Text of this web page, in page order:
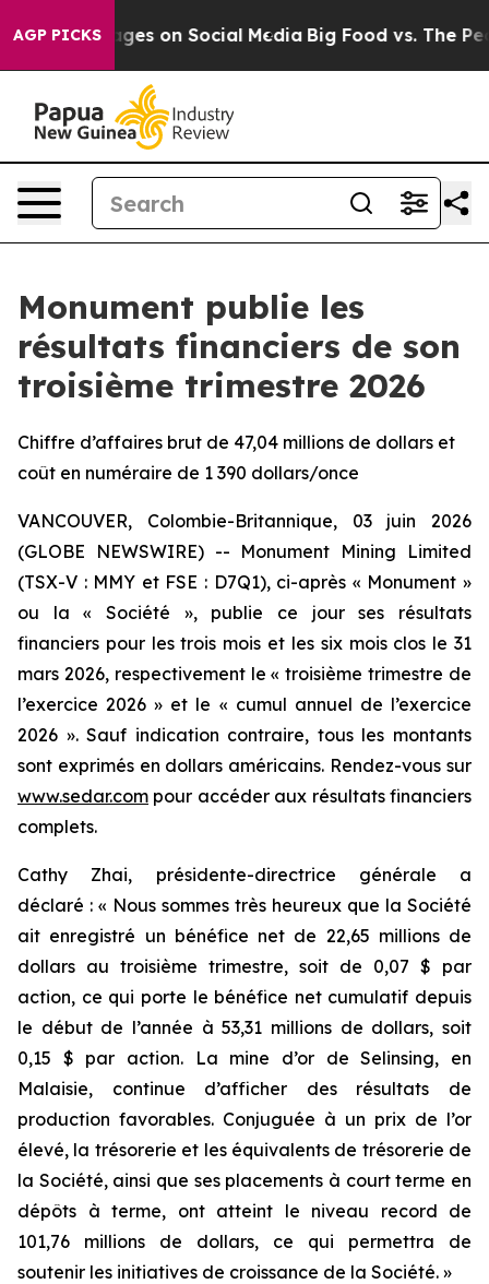
AGP PICKS
on Social Media Big Food vs. The People. Big
Monument publie les
résultats financiers de son
troisième trimestre 2026
Chiffre d’affaires brut de 47,04 millions de dollars et
coût en numéraire de 1 390 dollars/once
VANCOUVER, Colombie-Britannique, 03 juin 2026
(GLOBE NEWSWIRE) -- Monument Mining Limited
(TSX-V : MMY et FSE : D7Q1), ci-après « Monument »
ou la « Société », publie ce jour ses résultats
financiers pour les trois mois et les six mois clos le 31
mars 2026, respectivement le « troisième trimestre de
l’exercice 2026 » et le « cumul annuel de l’exercice
2026 ». Sauf indication contraire, tous les montants
sont exprimés en dollars américains. Rendez-vous sur
www.sedar.com pour accéder aux résultats financiers
complets.
Cathy Zhai, présidente-directrice générale a
déclaré : « Nous sommes très heureux que la Société
ait enregistré un bénéfice net de 22,65 millions de
dollars au troisième trimestre, soit de 0,07 $ par
action, ce qui porte le bénéfice net cumulatif depuis
le début de l’année à 53,31 millions de dollars, soit
0,15 $ par action. La mine d’or de Selinsing, en
Malaisie, continue d’afficher des résultats de
production favorables. Conjuguée à un prix de l’or
élevé, la trésorerie et les équivalents de trésorerie de
la Société, ainsi que ses placements à court terme en
dépôts à terme, ont atteint le niveau record de
101,76 millions de dollars, ce qui permettra de
soutenir les initiatives de croissance de la Société. »